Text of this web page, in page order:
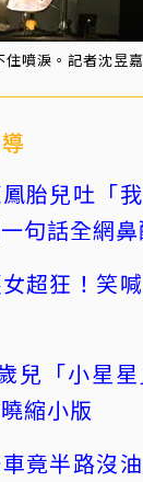
噴淚。記者沈昱
胎兒吐「
句話全網鼻
超狂！笑
兒「小星
縮小版
竟半路沒